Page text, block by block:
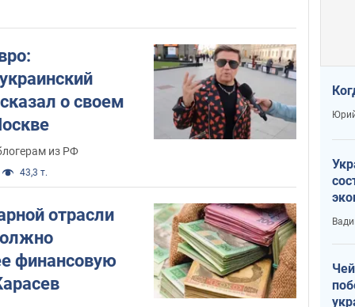
о своем
из РФ
43,3 т.
отрасли
финансовую